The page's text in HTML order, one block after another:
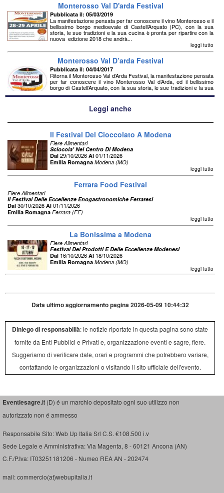
Monterosso Val D'arda Festival
Pubblicata il: 05/03/2019
La manifestazione pensata per far conoscere il vino Monterosso e il
bellissimo borgo medioevale di Castell’Arquato (PC), con la sua
storia, le sue tradizioni e la sua cucina è pronta per ripartire con la
nuova edizione 2018 che andrà...
leggi tutto
Monterosso Val D’arda Festival
Pubblicata il: 04/04/2017
Ritorna il Monterosso Val d’Arda Festival, la manifestazione pensata
per far conoscere il vino Monterosso Val d’Arda, ed il bellissimo
borgo di Castell’Arquato, con la sua storia, le sue tradizioni e la sua
cucina. In questi due giorni le c...
Leggi anche
Il Festival Del Cioccolato A Modena
Fiere Alimentari
Sciocola' Nel Centro Di Modena
Dal 29/10/2026 Al 01/11/2026
Emilia Romagna Modena (MO)
leggi tutto
Ferrara Food Festival
Fiere Alimentari
Il Festival Delle Eccellenze Enogastronomiche Ferraresi
Dal 30/10/2026 Al 01/11/2026
Emilia Romagna Ferrara (FE)
leggi tutto
La Bonissima a Modena
Fiere Alimentari
Festival Dei Prodotti E Delle Eccellenze Modenesi
Dal 16/10/2026 Al 18/10/2026
Emilia Romagna Modena (MO)
leggi tutto
Data ultimo aggiornamento pagina 2026-05-09 10:44:32
Diniego di responsabilià: le notizie riportate in questa pagina sono state
fornite da Enti Pubblici e Privati e, organizzazione eventi e sagre, fiere.
Suggeriamo di verificare date, orari e programmi che potrebbero variare,
contattando le organizzazioni o visitando il sito ufficiale dell'evento.
Eventiesagre.it (D) é un marchio depositato ogni suo utilizzo non
autorizzato non é ammesso
Responsabile Sito: Web Up Italia Srl C.S. €108.500 i.v
Sede Legale e Amministrativa: Via Magenta, 8 - 60121 Ancona (AN)
C.F./P.Iva: IT03251181206 - Numeo REA AN - 202474
mail: commercio(at)webupitalia.it